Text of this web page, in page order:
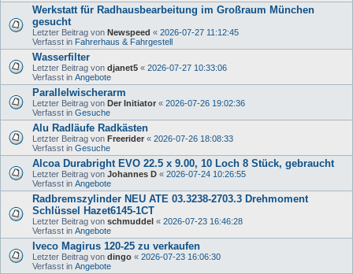
Werkstatt für Radhausbearbeitung im Großraum München
gesucht
Letzter Beitrag von Newspeed « 2026-07-27 11:12:45
Verfasst in Fahrerhaus & Fahrgestell
Wasserfilter
Letzter Beitrag von djanet5 « 2026-07-27 10:33:06
Verfasst in Angebote
Parallelwischerarm
Letzter Beitrag von Der Initiator « 2026-07-26 19:02:36
Verfasst in Gesuche
Alu Radläufe Radkästen
Letzter Beitrag von Freerider « 2026-07-26 18:08:33
Verfasst in Gesuche
Alcoa Durabright EVO 22.5 x 9.00, 10 Loch 8 Stück, gebraucht
Letzter Beitrag von Johannes D « 2026-07-24 10:26:55
Verfasst in Angebote
Radbremszylinder NEU ATE 03.3238-2703.3 Drehmoment
Schlüssel Hazet6145-1CT
Letzter Beitrag von schmuddel « 2026-07-23 16:46:28
Verfasst in Angebote
Iveco Magirus 120-25 zu verkaufen
Letzter Beitrag von dingo « 2026-07-23 16:06:30
Verfasst in Angebote